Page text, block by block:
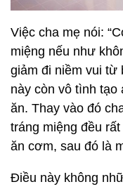
Việc cha mẹ nói:
miệng nếu như
giảm đi niềm vui từ
này còn vô tình
ăn. Thay vào đó
tráng miệng đều
ăn cơm, sau đó là
Điều này không